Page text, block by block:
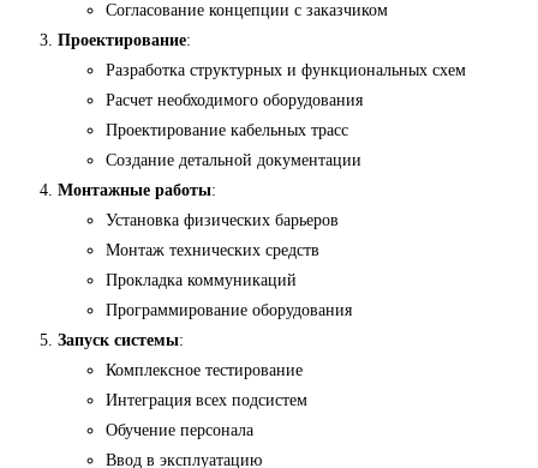
Согласование концепции с заказчиком
Проектирование:
Разработка структурных и функциональных схем
Расчет необходимого оборудования
Проектирование кабельных трасс
Создание детальной документации
Монтажные работы:
Установка физических барьеров
Монтаж технических средств
Прокладка коммуникаций
Программирование оборудования
Запуск системы:
Комплексное тестирование
Интеграция всех подсистем
Обучение персонала
Ввод в эксплуатацию